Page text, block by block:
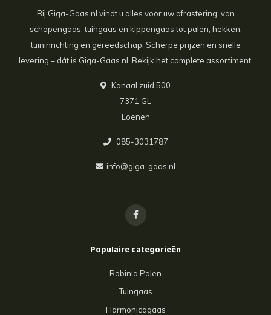
Bij Giga-Gaas.nl vindt u alles voor uw afrastering: van
schapengaas, tuingaas en kippengaas tot palen, hekken,
tuininrichting en gereedschap. Scherpe prijzen en snelle
levering – dát is Giga-Gaas.nl. Bekijk het complete assortiment.
Kanaal zuid 500
7371 GL
Loenen
085-3031787
info@giga-gaas.nl
Populaire categorieën
Robinia Palen
Tuingaas
Harmonicagaas